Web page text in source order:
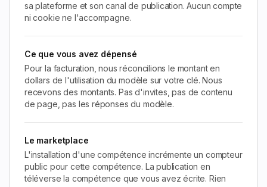
sa plateforme et son canal de publication. Aucun compte
ni cookie ne l'accompagne.
Ce que vous avez dépensé
Pour la facturation, nous réconcilions le montant en
dollars de l'utilisation du modèle sur votre clé. Nous
recevons des montants. Pas d'invites, pas de contenu
de page, pas les réponses du modèle.
Le marketplace
L'installation d'une compétence incrémente un compteur
public pour cette compétence. La publication en
téléverse la compétence que vous avez écrite. Rien